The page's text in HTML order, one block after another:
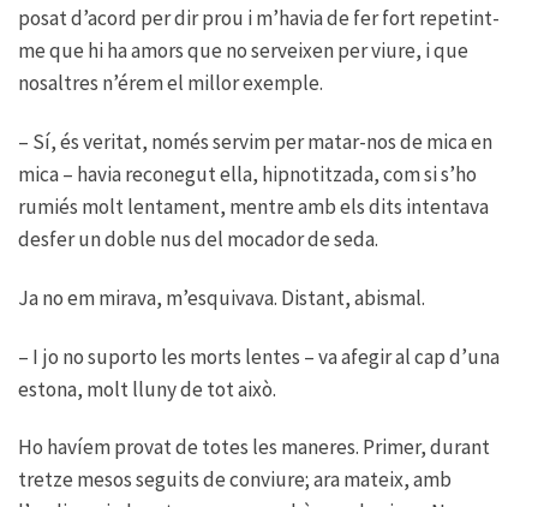
posat d’acord per dir prou i m’havia de fer fort repetint-
me que hi ha amors que no serveixen per viure, i que
nosaltres n’érem el millor exemple.
– Sí, és veritat, només servim per matar-nos de mica en
mica – havia reconegut ella, hipnotitzada, com si s’ho
rumiés molt lentament, mentre amb els dits intentava
desfer un doble nus del mocador de seda.
Ja no em mirava, m’esquivava. Distant, abismal.
– I jo no suporto les morts lentes – va afegir al cap d’una
estona, molt lluny de tot això.
Ho havíem provat de totes les maneres. Primer, durant
tretze mesos seguits de conviure; ara mateix, amb